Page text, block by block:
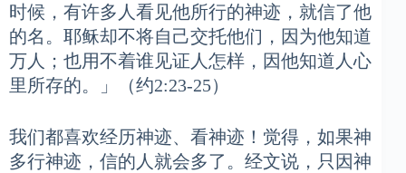
时候，有许多人看见他所行的神迹，就信了他
的名。耶稣却不将自己交托他们，因为他知道
万人；也用不着谁见证人怎样，因他知道人心
里所存的。」（约2:23-25）
我们都喜欢经历神迹、看神迹！觉得，如果神
多行神迹，信的人就会多了。经文说，只因神